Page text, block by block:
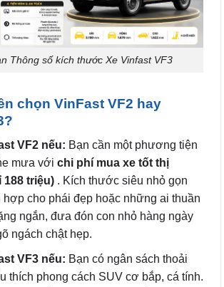
Thông số kích thước Xe Vinfast VF3
chọn VinFast VF2 hay
VF2 nếu: Bạn cần một phương tiện
mưa với chi phí mua xe tốt thị
triệu) . Kích thước siêu nhỏ gọn
hợp cho phái đẹp hoặc những ai thuần
ngắn, đưa đón con nhỏ hàng ngày
ngách chật hẹp.
VF3 nếu: Bạn có ngân sách thoải
thích phong cách SUV cơ bắp, cá tính.